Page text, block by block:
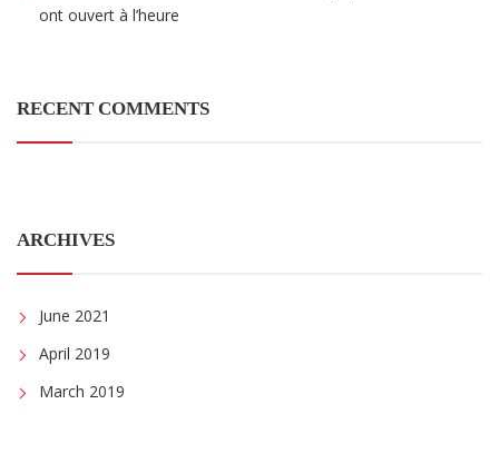
ont ouvert à l’heure
RECENT COMMENTS
ARCHIVES
June 2021
April 2019
March 2019